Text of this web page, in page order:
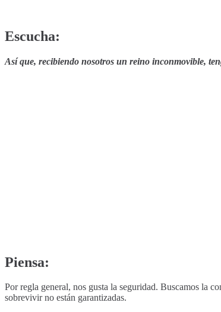
Escucha:
Así que, recibiendo nosotros un reino inconmovible,
Piensa:
Por regla general, nos gusta la seguridad. Buscamos la
sobrevivir no están garantizadas.